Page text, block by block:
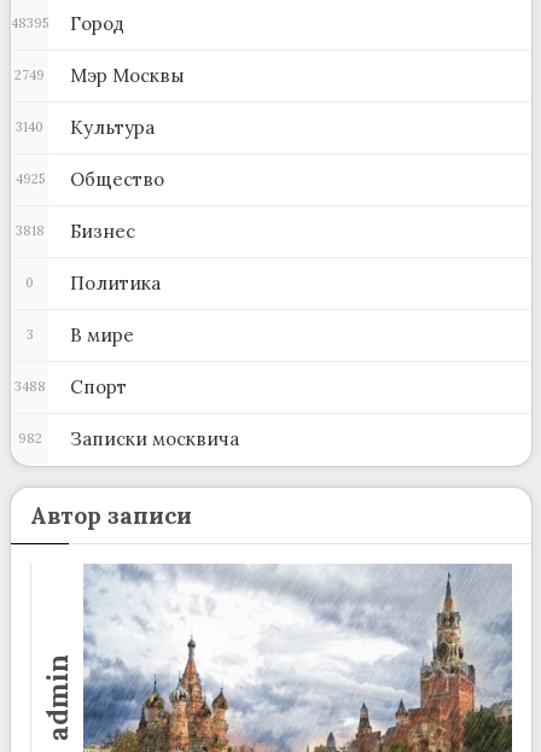
Город
48395
Мэр Москвы
2749
Культура
3140
Общество
4925
Бизнес
3818
Политика
0
В мире
3
Спорт
3488
Записки москвича
982
Автор записи
admin